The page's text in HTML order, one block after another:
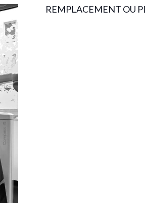
REMPLACEMENT OU